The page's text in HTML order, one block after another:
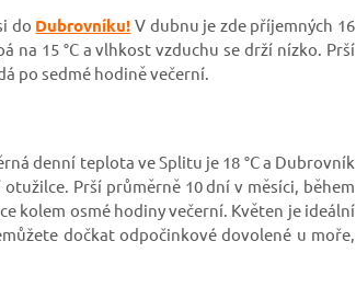
do Dubrovníku! V dubnu je zde příjemných 16
na 15 °C a vlhkost vzduchu se drží nízko. Prší
po sedmé hodině večerní.
denní teplota ve Splitu je 18 °C a Dubrovník
Prší průměrně 10 dní v měsíci, během
kolem osmé hodiny večerní. Květen je ideální
dočkat odpočinkové dovolené u moře,